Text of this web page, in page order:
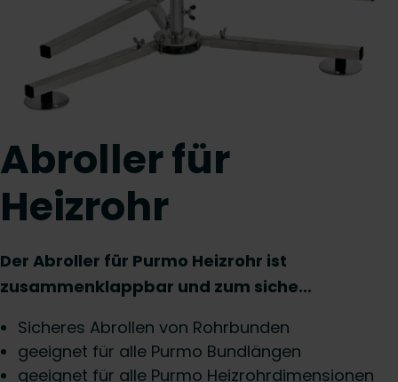
Abroller für
Heizrohr
Der Abroller für Purmo Heizrohr ist
zusammenklappbar und zum siche…
Sicheres Abrollen von Rohrbunden
geeignet für alle Purmo Bundlängen
geeignet für alle Purmo Heizrohrdimensionen